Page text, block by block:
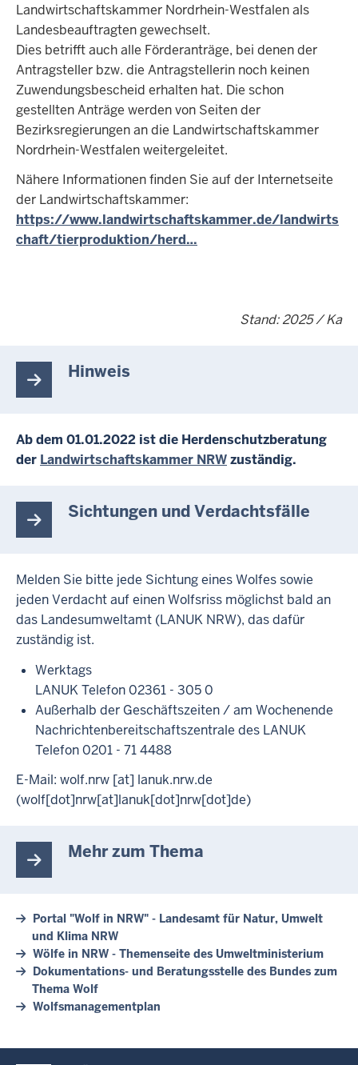
Landwirtschaftskammer Nordrhein-Westfalen als
Landesbeauftragten gewechselt.
Dies betrifft auch alle Förderanträge, bei denen der
Antragsteller bzw. die Antragstellerin noch keinen
Zuwendungsbescheid erhalten hat. Die schon
gestellten Anträge werden von Seiten der
Bezirksregierungen an die Landwirtschaftskammer
Nordrhein-Westfalen weitergeleitet.
Nähere Informationen finden Sie auf der Internetseite
der Landwirtschaftskammer:
https://www.landwirtschaftskammer.de/landwirts
chaft/tierproduktion/herd…
Stand: 2025 / Ka
Hinweis
Ab dem 01.01.2022 ist die Herdenschutzberatung
der Landwirtschaftskammer NRWzuständig.
Sichtungen und Verdachtsfälle
Melden Sie bitte jede Sichtung eines Wolfes sowie
jeden Verdacht auf einen Wolfsriss möglichst bald an
das Landesumweltamt (LANUK NRW), das dafür
zuständig ist.
Werktags
LANUK Telefon 02361 - 305 0
Außerhalb der Geschäftszeiten / am Wochenende
Nachrichtenbereitschaftszentrale des LANUK
Telefon 0201 - 71 4488
E-Mail: wolf.nrw [at] lanuk.nrw.de
(wolf[dot]nrw[at]lanuk[dot]nrw[dot]de)
Mehr zum Thema
Portal "Wolf in NRW" - Landesamt für Natur, Umwelt
und Klima NRW
Wölfe in NRW - Themenseite des Umweltministerium
Dokumentations- und Beratungsstelle des Bundes zum
Thema Wolf
Wolfsmanagementplan